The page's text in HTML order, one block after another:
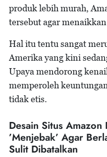
produk lebih murah,
tersebut agar
Hal itu tentu sangat
Amerika yang kini
Upaya mendorong
memperoleh
tidak etis.
Desain Situs
’Menjebak’ Agar
Sulit Dibatalkan